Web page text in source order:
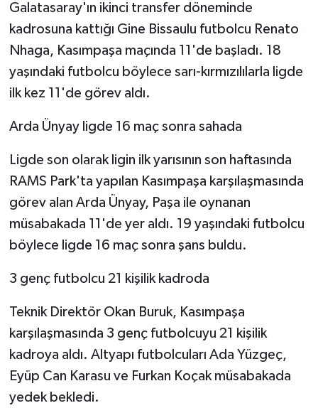
Galatasaray'ın ikinci transfer döneminde
kadrosuna kattığı Gine Bissaulu futbolcu Renato
Nhaga, Kasımpaşa maçında 11'de başladı. 18
yaşındaki futbolcu böylece sarı-kırmızılılarla ligde
ilk kez 11'de görev aldı.
Arda Ünyay ligde 16 maç sonra sahada
Ligde son olarak ligin ilk yarısının son haftasında
RAMS Park'ta yapılan Kasımpaşa karşılaşmasında
görev alan Arda Ünyay, Paşa ile oynanan
müsabakada 11'de yer aldı. 19 yaşındaki futbolcu
böylece ligde 16 maç sonra şans buldu.
3 genç futbolcu 21 kişilik kadroda
Teknik Direktör Okan Buruk, Kasımpaşa
karşılaşmasında 3 genç futbolcuyu 21 kişilik
kadroya aldı. Altyapı futbolcuları Ada Yüzgeç,
Eyüp Can Karasu ve Furkan Koçak müsabakada
yedek bekledi.